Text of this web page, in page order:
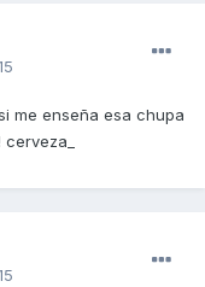
me enseña esa chupa